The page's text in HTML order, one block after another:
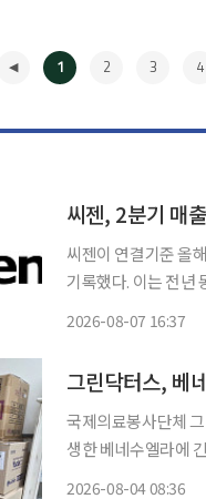
1 2 3 4
씨젠, 2분기 매
씨젠이 연결기준 올
기록했다. 이는 전년
2026-08-07 16:37
국제의료봉사단체
생한 베네수엘라에 긴급 의약품 지원에
2026-08-04 08:36